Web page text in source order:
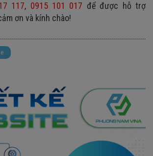
117, 0915 101 017 để được hỗ trợ
ơn và kính chào!